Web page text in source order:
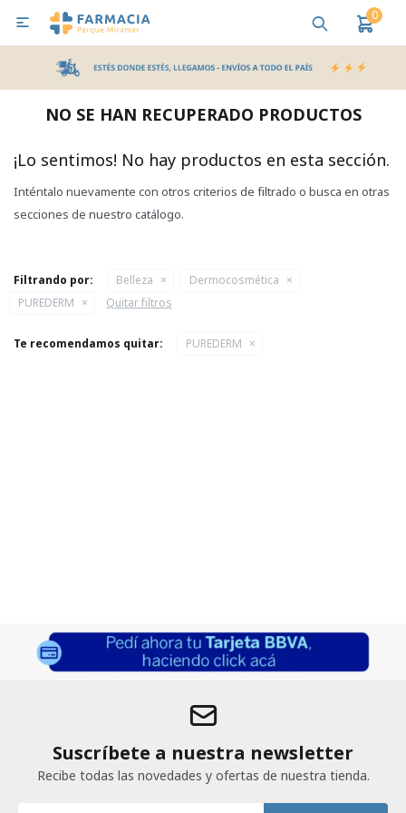
0

NO SE HAN RECUPERADO PRODUCTOS
¡Lo sentimos! No hay productos en esta sección.
Inténtalo nuevamente con otros criterios de filtrado o busca en otras
secciones de nuestro catálogo.
Filtrando por: Belleza
Dermocosmética
PUREDERM
Quitar filtros
Te recomendamos quitar: PUREDERM
Suscríbete a nuestra newsletter
Recibe todas las novedades y ofertas de nuestra tienda.
MI CUENTA
Bebes y Maternidad Salud
Pañales y Toallitas
Lactancia y Nutrición
Higiene y Bienestar